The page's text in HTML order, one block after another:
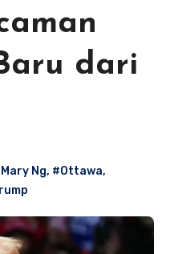
dari
Ng, #Ottawa,